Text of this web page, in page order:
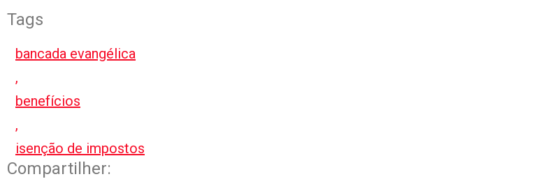
Tags
bancada evangélica
,
benefícios
,
isenção de impostos
Compartilher: